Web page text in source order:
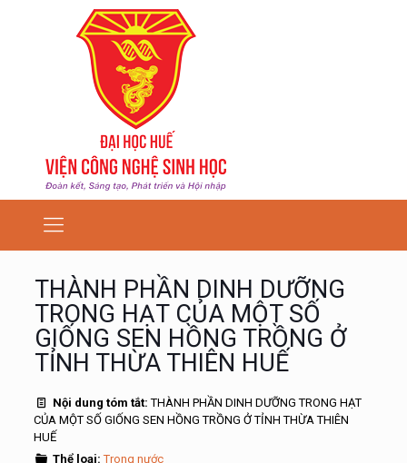
THÀNH PHẦN DINH DƯỠNG
TRONG HẠT CỦA MỘT SỐ
GIỐNG SEN HỒNG TRỒNG Ở
TỈNH THỪA THIÊN HUẾ
Nội dung tóm tắt:THÀNH PHẦN DINH DƯỠNG TRONG HẠT
CỦA MỘT SỐ GIỐNG SEN HỒNG TRỒNG Ở TỈNH THỪA THIÊN
HUẾ
Thể loại:Trong nước